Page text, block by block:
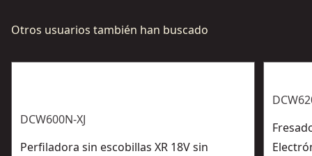
Otros usuarios también han buscado
DCW600N-XJ
Perfiladora sin escobillas XR 18V sin